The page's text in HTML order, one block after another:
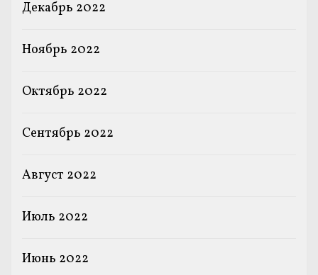
Декабрь 2022
Ноябрь 2022
Октябрь 2022
Сентябрь 2022
Август 2022
Июль 2022
Июнь 2022